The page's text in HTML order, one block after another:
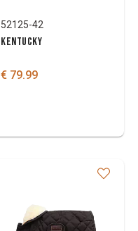
52125-42
KENTUCKY
€ 79.99